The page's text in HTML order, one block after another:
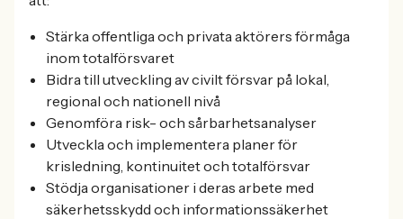
Stärka offentliga och privata aktörers förmåga
inom totalförsvaret
Bidra till utveckling av civilt försvar på lokal,
regional och nationell nivå
Genomföra risk- och sårbarhetsanalyser
Utveckla och implementera planer för
krisledning, kontinuitet och totalförsvar
Stödja organisationer i deras arbete med
säkerhetsskydd och informationssäkerhet